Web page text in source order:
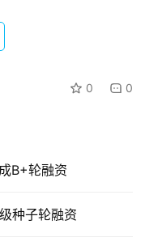
0 0
B+轮融资
种子轮融资